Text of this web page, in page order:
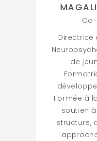
Directrice
de
Formée à
soutien
structure,